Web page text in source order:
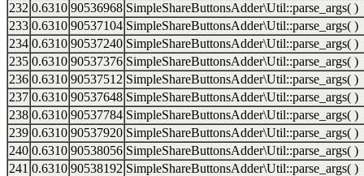
232 0.6310 90536968 SimpleShareButtonsAdder\Util::parse_args( )
233 0.6310 90537104 SimpleShareButtonsAdder\Util::parse_args( )
234 0.6310 90537240 SimpleShareButtonsAdder\Util::parse_args( )
235 0.6310 90537376 SimpleShareButtonsAdder\Util::parse_args( )
236 0.6310 90537512 SimpleShareButtonsAdder\Util::parse_args( )
237 0.6310 90537648 SimpleShareButtonsAdder\Util::parse_args( )
238 0.6310 90537784 SimpleShareButtonsAdder\Util::parse_args( )
239 0.6310 90537920 SimpleShareButtonsAdder\Util::parse_args( )
240 0.6310 90538056 SimpleShareButtonsAdder\Util::parse_args( )
241 0.6310 90538192 SimpleShareButtonsAdder\Util::parse_args( )